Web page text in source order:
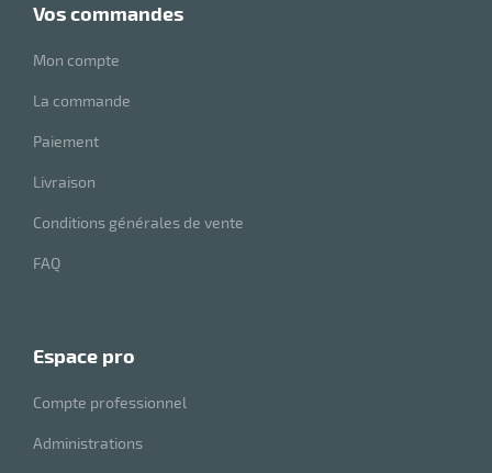
vos commandes
Mon compte
La commande
Paiement
Livraison
Conditions générales de vente
FAQ
espace pro
Compte professionnel
Administrations